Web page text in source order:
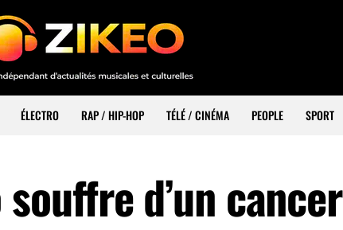
ÉLECTRO RAP / HIP-HOP TÉLÉ / CINÉMA PEOPLE SPORT
d’un cancer